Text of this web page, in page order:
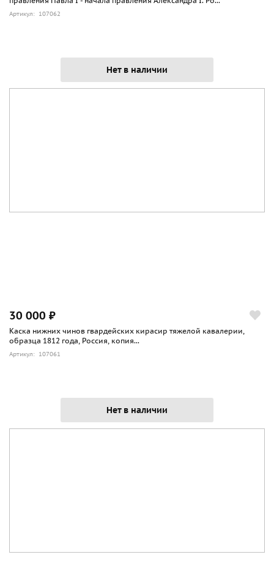
Артикул: 107062
Нет в наличии
30 000 ₽
Каска нижних чинов гвардейских кирасир тяжелой кавалерии,
образца 1812 года, Россия, копия...
Артикул: 107061
Нет в наличии